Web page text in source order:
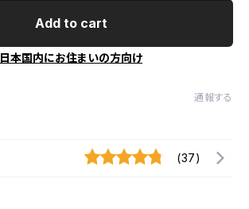
Add to cart
日本国内にお住まいの方向け
通報する
(37)